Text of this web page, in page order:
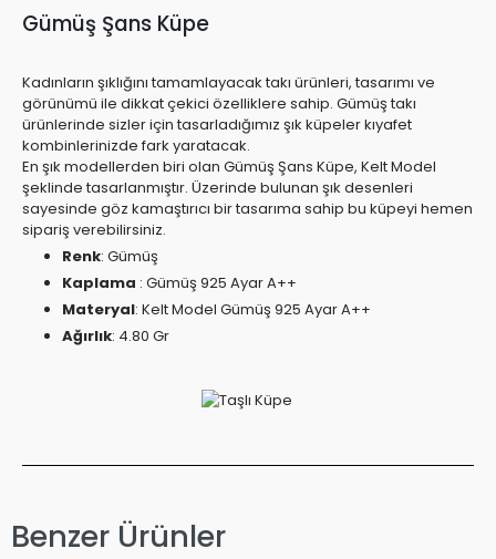
Gümüş Şans Küpe
Kadınların şıklığını tamamlayacak takı ürünleri, tasarımı ve
görünümü ile dikkat çekici özelliklere sahip. Gümüş takı
ürünlerinde sizler için tasarladığımız şık küpeler kıyafet
kombinlerinizde fark yaratacak.
En şık modellerden biri olan Gümüş Şans Küpe, Kelt Model
şeklinde tasarlanmıştır. Üzerinde bulunan şık desenleri
sayesinde göz kamaştırıcı bir tasarıma sahip bu küpeyi hemen
sipariş verebilirsiniz.
Renk: Gümüş
Kaplama : Gümüş 925 Ayar A++
Materyal: Kelt Model Gümüş 925 Ayar A++
Ağırlık: 4.80 Gr
Benzer Ürünler